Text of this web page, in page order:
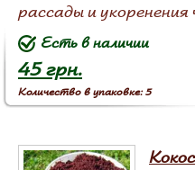
рассады и укоренения
45 грн.
Есть в наличии
Количество в упаковке: 5